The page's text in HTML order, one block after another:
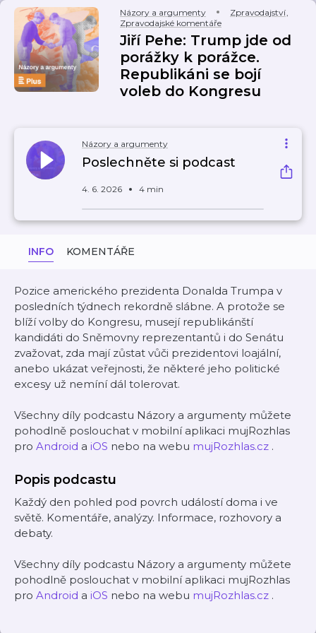
Názory a argumenty Zpravodajství,
Zpravodajské komentáře
Jiří Pehe: Trump jde od
porážky k porážce.
Republikáni se bojí
voleb do Kongresu
Názory a argumenty
Poslechněte si podcast
4. 6. 2026 4 min
INFO KOMENTÁŘE
Pozice amerického prezidenta Donalda Trumpa v
posledních týdnech rekordně slábne. A protože se
blíží volby do Kongresu, musejí republikánští
kandidáti do Sněmovny reprezentantů i do Senátu
zvažovat, zda mají zůstat vůči prezidentovi loajální,
anebo ukázat veřejnosti, že některé jeho politické
excesy už nemíní dál tolerovat.
Všechny díly podcastu Názory a argumenty můžete
pohodlně poslouchat v mobilní aplikaci mujRozhlas
pro Android a iOS nebo na webu mujRozhlas.cz .
Popis podcastu
Každý den pohled pod povrch událostí doma i ve
světě. Komentáře, analýzy. Informace, rozhovory a
debaty.
Všechny díly podcastu Názory a argumenty můžete
pohodlně poslouchat v mobilní aplikaci mujRozhlas
pro Android a iOS nebo na webu mujRozhlas.cz .